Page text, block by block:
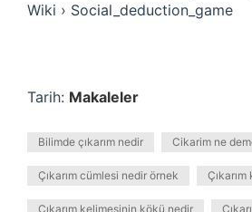
Wiki › Social_deduction_game
Tarih: Makaleler
Bilimde çıkarım nedir Cikarim ne
Çıkarım cümlesi nedir örnek Çıkarım
Çıkarım kelimesinin kökü nedir